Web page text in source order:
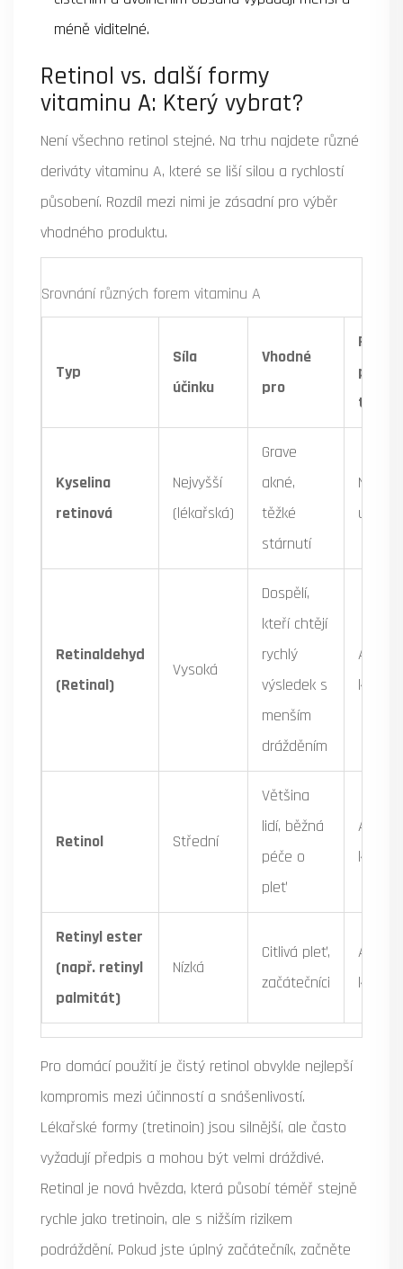
méně viditelné.
Retinol vs. další formy
vitaminu A: Který vybrat?
Není všechno retinol stejné. Na trhu najdete různé
deriváty vitaminu A, které se liší silou a rychlostí
působení. Rozdíl mezi nimi je zásadní pro výběr
vhodného produktu.
Srovnání různých forem vitaminu A
Typ
Síla
účinku
Vhodné
pro
těle?
Kyselina
retinová
Nejvyšší
(lékařská)
Grave
akné,
těžké
stárnutí
Ne
účinek)
Retinaldehyd
(Retinal)
Vysoká
Dospělí,
kteří chtějí
rychlý
výsledek s
menším
drážděním
Ano (1
krok)
Retinol Střední
Většina
lidí, běžná
péče o
pleť
Ano (2
kroky)
Retinyl ester
(např. retinyl
palmitát)
Nízká
Citlivá pleť,
začátečníci
Ano
kroků)
Pro domácí použití je čistý retinol obvykle nejlepší
kompromis mezi účinností a snášenlivostí.
Lékařské formy (tretinoin) jsou silnější, ale často
vyžadují předpis a mohou být velmi dráždivé.
Retinal je nová hvězda, která působí téměř stejně
rychle jako tretinoin, ale s nižším rizikem
podráždění. Pokud jste úplný začátečník, začněte